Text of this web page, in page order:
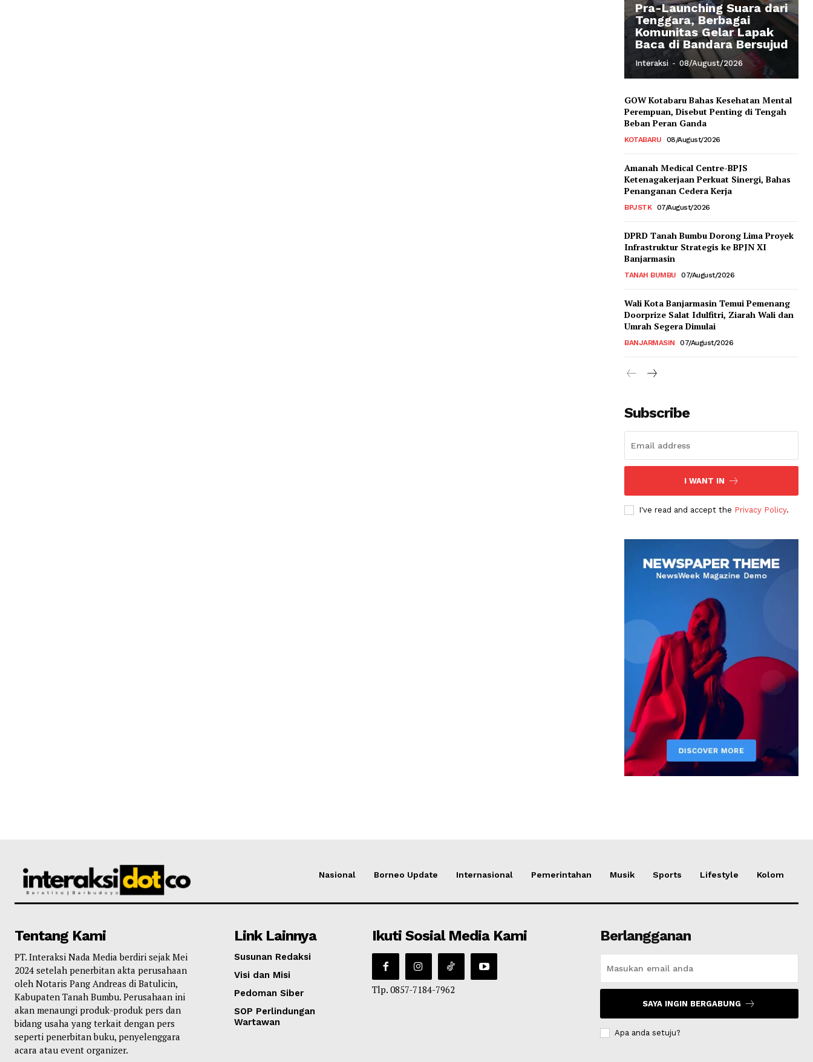
Pra-Launching Suara dari
Tenggara, Berbagai
Komunitas Gelar Lapak
Baca di Bandara Bersujud
Interaksi - 08/August/2026
GOW Kotabaru Bahas Kesehatan Mental
Perempuan, Disebut Penting di Tengah
Beban Peran Ganda
KOTABARU 08/August/2026
Amanah Medical Centre-BPJS
Ketenagakerjaan Perkuat Sinergi, Bahas
Penanganan Cedera Kerja
BPJSTK 07/August/2026
DPRD Tanah Bumbu Dorong Lima Proyek
Infrastruktur Strategis ke BPJN XI
Banjarmasin
TANAH BUMBU 07/August/2026
Wali Kota Banjarmasin Temui Pemenang
Doorprize Salat Idulfitri, Ziarah Wali dan
Umrah Segera Dimulai
BANJARMASIN 07/August/2026
Subscribe
I WANT IN
I've read and accept the Privacy Policy.
Nasional Borneo Update Internasional Pemerintahan Musik Sports Lifestyle Kolom
Tentang Kami
PT. Interaksi Nada Media berdiri sejak Mei
2024 setelah penerbitan akta perusahaan
oleh Notaris Pang Andreas di Batulicin,
Kabupaten Tanah Bumbu. Perusahaan ini
akan menaungi produk-produk pers dan
bidang usaha yang terkait dengan pers
seperti penerbitan buku, penyelenggara
acara atau event organizer.
Link Lainnya
Susunan Redaksi
Visi dan Misi
Pedoman Siber
SOP Perlindungan
Wartawan
Ikuti Sosial Media Kami
Tlp. 0857-7184-7962
Berlangganan
SAYA INGIN BERGABUNG
Apa anda setuju?